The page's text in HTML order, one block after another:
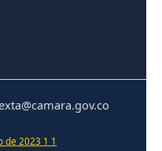
de 2023 1 1